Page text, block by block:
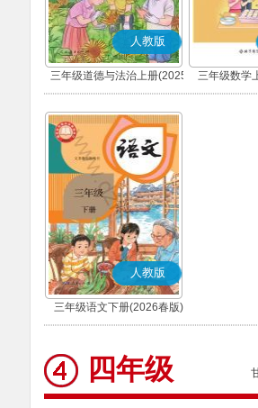
人教版
三年级道德与法治上册(2025
秋版)(部编版)
三年级数学
人教版
三年级语文下册(2026春版)
(部编版)
四年级